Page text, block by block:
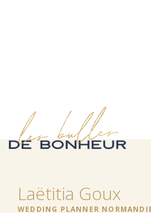
Laëtitia Goux
WEDDING PLANNER